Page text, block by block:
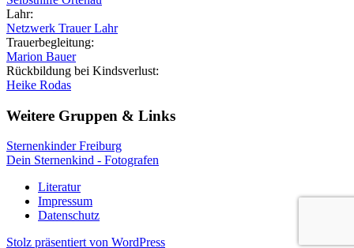
Lahr:
Netzwerk Trauer Lahr
Trauerbegleitung:
Marion Bauer
Rückbildung bei Kindsverlust:
Heike Rodas
Weitere Gruppen & Links
Sternenkinder Freiburg
Dein Sternenkind - Fotografen
Literatur
Impressum
Datenschutz
Stolz präsentiert von WordPress